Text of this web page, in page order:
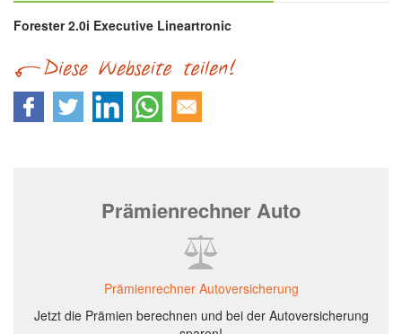
Forester 2.0i Executive Lineartronic
Prämienrechner Auto
Prämienrechner Autoversicherung
Jetzt die Prämien berechnen und bei der Autoversicherung